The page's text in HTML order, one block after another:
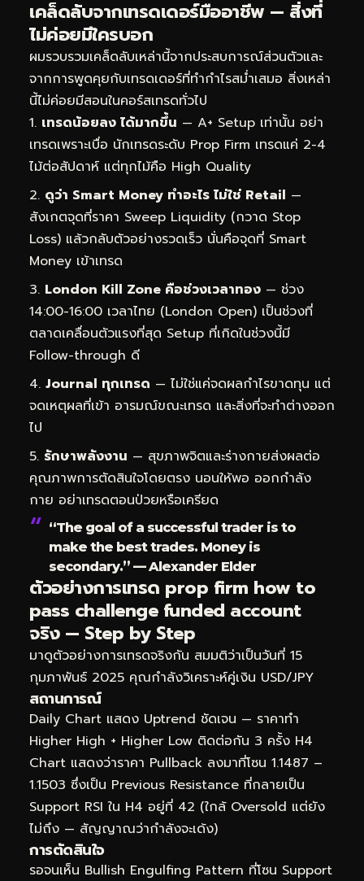
เคล็ดลับจากเทรดเดอร์มืออาชีพ — สิ่งที่
ไม่ค่อยมีใครบอก
ผมรวบรวมเคล็ดลับเหล่านี้จากประสบการณ์ส่วนตัวและ
จากการพูดคุยกับเทรดเดอร์ที่ทำกำไรสม่ำเสมอ สิ่งเหล่า
นี้ไม่ค่อยมีสอนในคอร์สเทรดทั่วไป
เทรดน้อยลง ได้มากขึ้น — A+ Setup เท่านั้น อย่า
เทรดเพราะเบื่อ นักเทรดระดับ Prop Firm เทรดแค่ 2-4
ไม้ต่อสัปดาห์ แต่ทุกไม้คือ High Quality
ดูว่า Smart Money ทำอะไร ไม่ใช่ Retail —
สังเกตจุดที่ราคา Sweep Liquidity (กวาด Stop
Loss) แล้วกลับตัวอย่างรวดเร็ว นั่นคือจุดที่ Smart
Money เข้าเทรด
London Kill Zone คือช่วงเวลาทอง — ช่วง
14:00-16:00 เวลาไทย (London Open) เป็นช่วงที่
ตลาดเคลื่อนตัวแรงที่สุด Setup ที่เกิดในช่วงนี้มี
Follow-through ดี
Journal ทุกเทรด — ไม่ใช่แค่จดผลกำไรขาดทุน แต่
จดเหตุผลที่เข้า อารมณ์ขณะเทรด และสิ่งที่จะทำต่างออก
ไป
รักษาพลังงาน — สุขภาพจิตและร่างกายส่งผลต่อ
คุณภาพการตัดสินใจโดยตรง นอนให้พอ ออกกำลัง
กาย อย่าเทรดตอนป่วยหรือเครียด
“The goal of a successful trader is to
make the best trades. Money is
secondary.” — Alexander Elder
ตัวอย่างการเทรด prop firm how to
pass challenge funded account
จริง — Step by Step
มาดูตัวอย่างการเทรดจริงกัน สมมติว่าเป็นวันที่ 15
กุมภาพันธ์ 2025 คุณกำลังวิเคราะห์คู่เงิน USD/JPY
สถานการณ์
Daily Chart แสดง Uptrend ชัดเจน — ราคาทำ
Higher High + Higher Low ติดต่อกัน 3 ครั้ง H4
Chart แสดงว่าราคา Pullback ลงมาที่โซน 1.1487 –
1.1503 ซึ่งเป็น Previous Resistance ที่กลายเป็น
Support RSI ใน H4 อยู่ที่ 42 (ใกล้ Oversold แต่ยัง
ไม่ถึง — สัญญาณว่ากำลังจะเด้ง)
การตัดสินใจ
รอจนเห็น Bullish Engulfing Pattern ที่โซน Support